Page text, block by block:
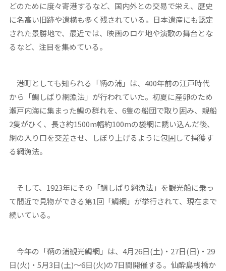
どのために度々寄港するなど、国内外との交易で栄え、歴史
に名高い旧跡や遺構も多く残されている。日本遺産にも認定
された景勝地で、最近では、映画のロケ地や演歌の舞台とな
るなど、注目を集めている。
港町としても知られる「鞆の浦」は、400年前の江戸時代
から「鯛しばり網漁法」が行われていた。初夏に産卵のため
瀬戸内海に集まった鯛の群れを、6隻の船団で取り囲み、親船
2隻がひく、長さ約1500m幅約100mの袋網に誘い込んだ後、
網の入り口を交差させ、しぼり上げるように包囲して捕獲す
る網漁法。
そして、1923年にその「鯛しばり網漁法」を観光船に乗っ
て間近で見物ができる第1回「鯛網」が挙行されて、現在まで
続いている。
今年の「鞆の浦観光鯛網」は、4月26日(土)・27日(日)・29
日(火)・5月3日(土)～6日(火)の7日間開催する。仙酔島桟橋か